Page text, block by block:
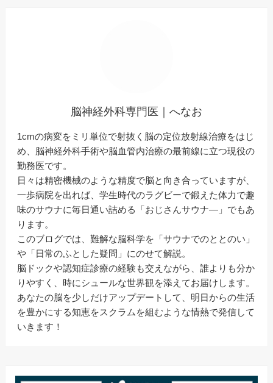
脳神経外科専門医｜へなお
1cmの病変をミリ単位で射抜く脳の定位放射線治療をはじ
め、脳神経外科手術や脳血管内治療の最前線に立つ現役の
勤務医です。
日々は精密機械のような精度で脳と向き合っていますが、
一歩病院を出れば、学生時代のラグビーで鍛えた体力で趣
味のサウナに毎日通い詰める「おじさんサウナ―」でもあ
ります。
このブログでは、難解な脳科学を「サウナでのととのい」
や「日常のふとした疑問」にのせて解説。
脳ドックや認知症診療の経験も交えながら、誰よりも分か
りやすく、時にシュールな世界観を添えてお届けします。
あなたの脳を少しだけアップデートして、明日からの生活
を豊かにする知恵をスクラムを組むような情熱で発信して
いきます！